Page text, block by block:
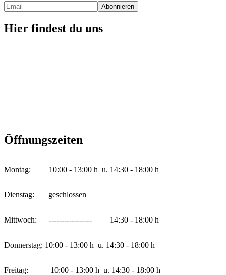
Hier findest du uns
Öffnungszeiten
Montag: 10:00 - 13:00 h u. 14:30 - 18:00 h
Dienstag: geschlossen
Mittwoch: ----------------- 14:30 - 18:00 h
Donnerstag: 10:00 - 13:00 h u. 14:30 - 18:00 h
Freitag: 10:00 - 13:00 h u. 14:30 - 18:00 h